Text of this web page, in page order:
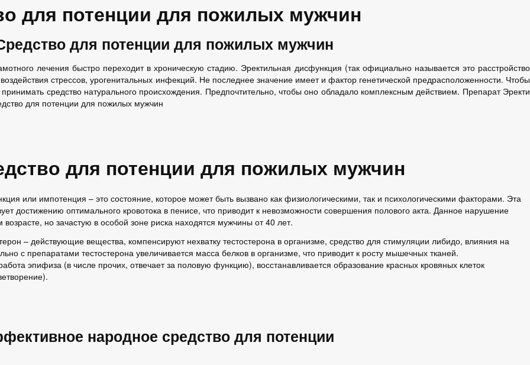
для потенции для пожилых мужчин
для потенции для пожилых мужчин
лечения быстро переходит в хроническую стадию. Эректильная дисфункция (так официально называется это расстройство
стрессов, урогенитальных инфекций. Не последнее значение имеет и фактор генетической предрасположенности. Чтобы
средство натурального происхождения. Предпочтительно, чтобы оно обладало комплексным действием. Препарат Эректи
для потенции для пожилых мужчин
для потенции для пожилых мужчин
или импотенция – это состояние, которое может быть вызвано как физиологическими, так и психологическими факторами. Эта
достижению оптимального кровотока в пенисе, что приводит к невозможности совершения полового акта. Данное нарушение
возрасте, но зачастую в особой зоне риска находятся мужчины от 40 лет.
– действующие вещества, компенсируют нехватку тестостерона в организме, средство для стимуляции либидо, влияния на
с препаратами тестостерона увеличивается масса белков в организме, что приводит к росту мышечных тканей.
эпифиза (в числе прочих, отвечает за половую функцию), восстанавливается образование красных кровяных клеток
народное средство для потенции